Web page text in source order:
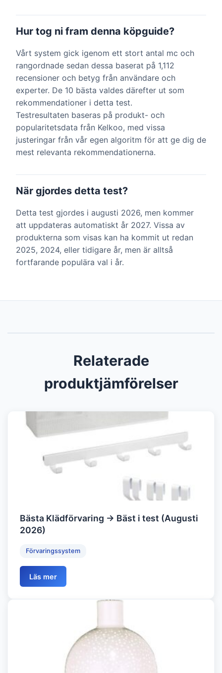
Hur tog ni fram denna köpguide?
Vårt system gick igenom ett stort antal mc och
rangordnade sedan dessa baserat på 1,112
recensioner och betyg från användare och
experter. De 10 bästa valdes därefter ut som
rekommendationer i detta test.
Testresultaten baseras på produkt- och
popularitetsdata från Kelkoo, med vissa
justeringar från vår egen algoritm för att ge dig de
mest relevanta rekommendationerna.
När gjordes detta test?
Detta test gjordes i augusti 2026, men kommer
att uppdateras automatiskt år 2027. Vissa av
produkterna som visas kan ha kommit ut redan
2025, 2024, eller tidigare år, men är alltså
fortfarande populära val i år.
Relaterade
produktjämförelser
Bästa Klädförvaring → Bäst i test (Augusti
2026)
Förvaringssystem
Läs mer